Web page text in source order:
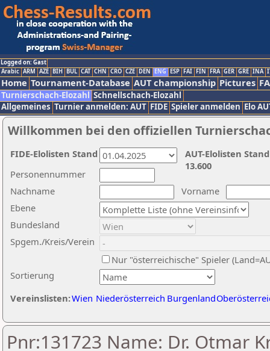
Logged on: Gast
Arabic ARM AZE BIH BUL CAT CHN CRO CZE DEN ENG ESP FAI FIN FRA GER GRE INA
Home Tournament-Database AUT championship Pictures
Turnierschach-Elozahl Schnellschach-Elozahl
Allgemeines Turnier anmelden: AUT FIDE Spieler anmelden Elo
Willkommen bei den offiziellen
Nachname
Vorname
Ebene
Sortierung
Personennummer
Bundesland
Spgem./Kreis/Verein
Nur "österreichische" Spieler
Vereinslisten:Wien Niederösterreich Burgenland
AUT-Elolisten
13.600
FIDE-Elolisten Stand
Pnr:131723 Name: Dr. Otmar